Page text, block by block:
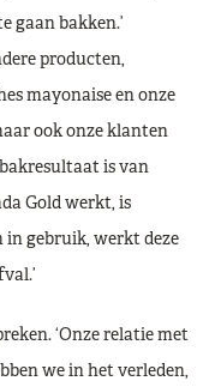
gaan bakken.’
producten,
mayonaise en onze
ook onze klanten
is van
Gold werkt, is
in gebruik, werkt deze
‘Onze relatie met
we in het verleden,